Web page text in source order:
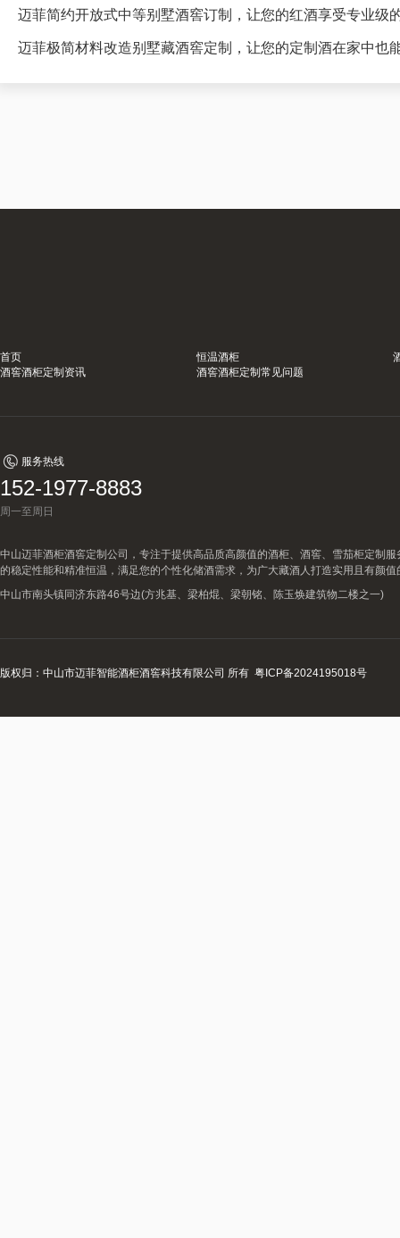
迈菲简约开放式中等别墅酒窖订制，让您的红酒享受专业级
迈菲极简材料改造别墅藏酒窖定制，让您的定制酒在家中也
首页 恒温酒柜
酒窖酒柜定制资讯
酒窖酒柜定制常见问题
服务热线
152-1977-8883
周一至周日
中山迈菲酒柜酒窖定制公司，专注于提供高品质高颜值的酒柜、酒窖、雪茄柜定制
的稳定性能和精准恒温，满足您的个性化储酒需求，为广大藏酒人打造实用且有颜值
中山市南头镇同济东路46号边(方兆基、梁柏焜、梁朝铭、陈玉焕建筑物二楼之一)
版权归：中山市迈菲智能酒柜酒窖科技有限公司 所有 粤ICP备2024195018号